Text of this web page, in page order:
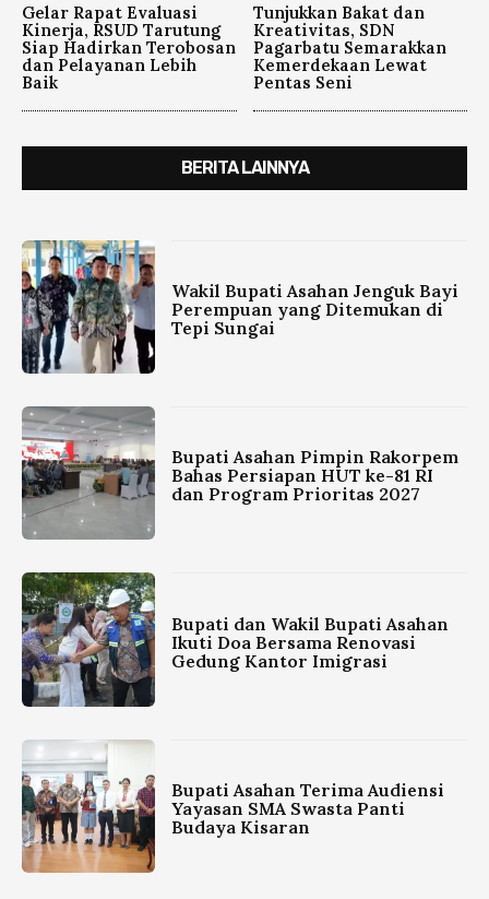
Gelar Rapat Evaluasi
Kinerja, RSUD Tarutung
Siap Hadirkan Terobosan
dan Pelayanan Lebih
Baik
Tunjukkan Bakat dan
Kreativitas, SDN
Pagarbatu Semarakkan
Kemerdekaan Lewat
Pentas Seni
BERITA LAINNYA
Wakil Bupati Asahan Jenguk Bayi
Perempuan yang Ditemukan di
Tepi Sungai
Bupati Asahan Pimpin Rakorpem
Bahas Persiapan HUT ke-81 RI
dan Program Prioritas 2027
Bupati dan Wakil Bupati Asahan
Ikuti Doa Bersama Renovasi
Gedung Kantor Imigrasi
Bupati Asahan Terima Audiensi
Yayasan SMA Swasta Panti
Budaya Kisaran